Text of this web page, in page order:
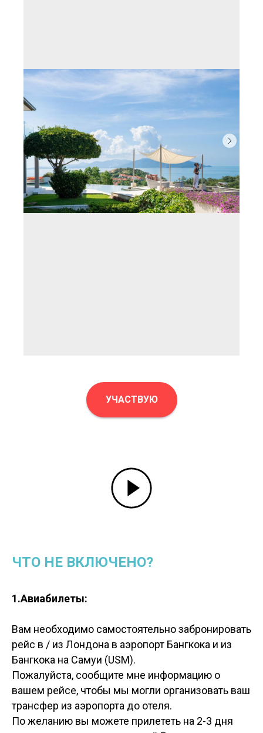
УЧАСТВУЮ
ЧТО НЕ ВКЛЮЧЕНО?
1.Авиабилеты:
Вам необходимо самостоятельно забронировать
рейс в / из Лондона в аэропорт Бангкока и из
Бангкока на Самуи (USM).
Пожалуйста, сообщите мне информацию о
вашем рейсе, чтобы мы могли организовать ваш
трансфер из аэропорта до отеля.
По желанию вы можете прилететь на 2-3 дня